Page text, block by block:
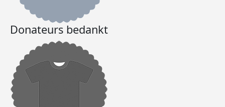
Donateurs bedankt